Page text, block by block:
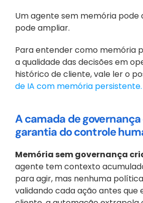
Um agente sem memória pode
pode ampliar.
Para entender como memória
a qualidade das decisões em
histórico de cliente, vale ler o
de IA com memória persistente.
A camada de
garantia do controle
Memória sem governança
agente tem contexto
para agir, mas nenhuma
validando cada ação antes que